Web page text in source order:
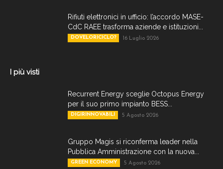
Rifiuti elettronici in ufficio: l’accordo MASE-
CdC RAEE trasforma aziende e istituzioni...
DOVELORICICLO? 16 Luglio 2026
I più visti
Recurrent Energy sceglie Octopus Energy
per il suo primo impianto BESS...
DIGIRINNOVABILI 5 Agosto 2026
Gruppo Magis si riconferma leader nella
Pubblica Amministrazione con la nuova...
GREEN ECONOMY 5 Agosto 2026